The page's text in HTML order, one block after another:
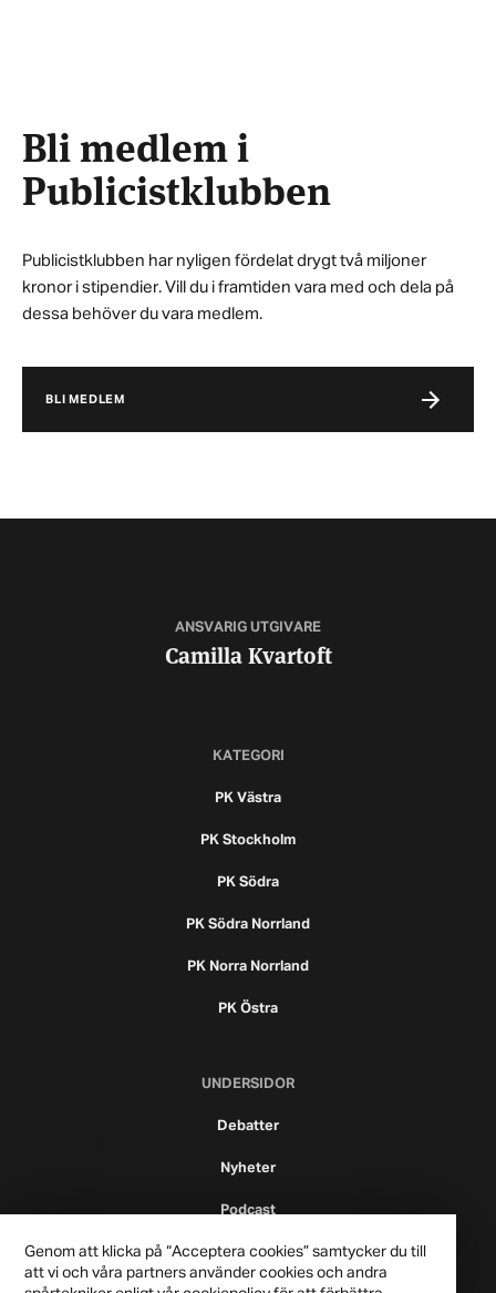
Bli medlem i
Publicistklubben
Publicistklubben har nyligen fördelat drygt två miljoner
kronor i stipendier. Vill du i framtiden vara med och dela på
dessa behöver du vara medlem.
BLI MEDLEM
ANSVARIG UTGIVARE
Camilla Kvartoft
KATEGORI
PK Västra
PK Stockholm
PK Södra
PK Södra Norrland
PK Norra Norrland
PK Östra
UNDERSIDOR
Debatter
Nyheter
Podcast
Genom att klicka på “Acceptera cookies” samtycker du till
att vi och våra partners använder cookies och andra